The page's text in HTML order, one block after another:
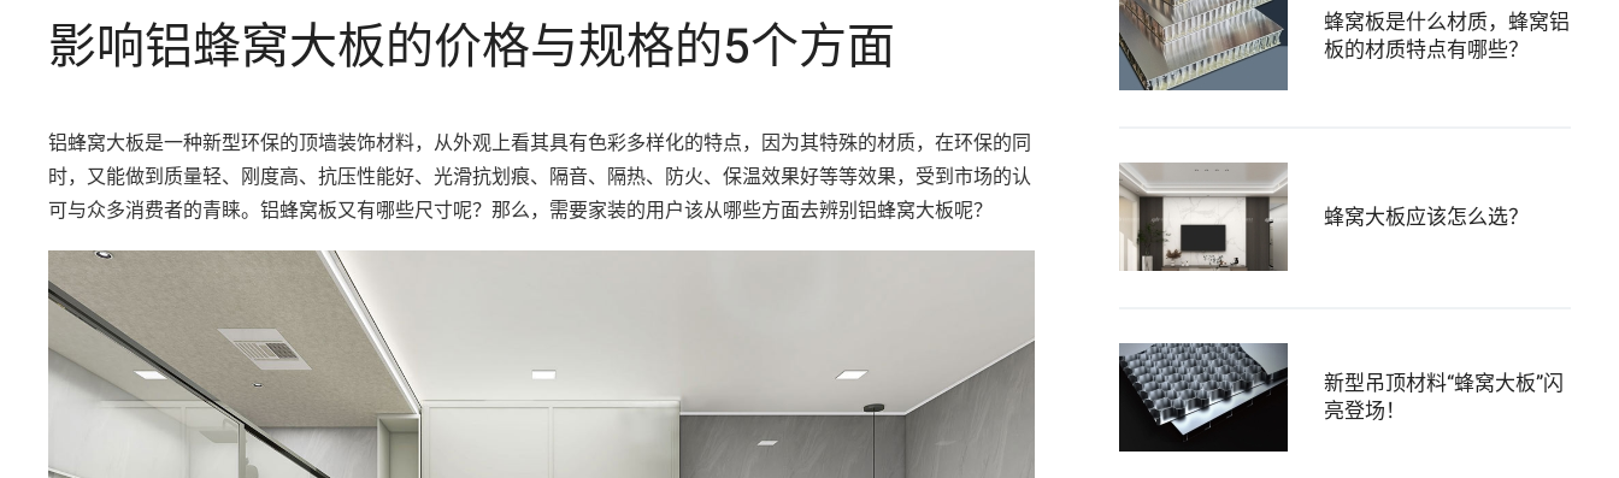
影响铝蜂窝大板的价格与规格的5个方面
铝蜂窝大板是一种新型环保的顶墙装饰材料，从外观上看其具有色彩多样化的特点，因为其特殊的材质，在环保的同
时，又能做到质量轻、刚度高、抗压性能好、光滑抗划痕、隔音、隔热、防火、保温效果好等等效果，受到市场的认
可与众多消费者的青睐。铝蜂窝板又有哪些尺寸呢？那么，需要家装的用户该从哪些方面去辨别铝蜂窝大板呢？
蜂窝板是什么材质，蜂窝铝
板的材质特点有哪些？
蜂窝大板应该怎么选？
新型吊顶材料“蜂窝大板”闪
亮登场！